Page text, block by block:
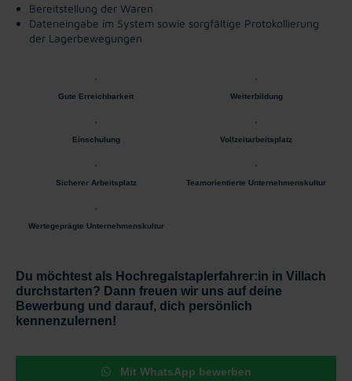
Bereitstellung der Waren
Dateneingabe im System sowie sorgfältige Protokollierung
der Lagerbewegungen
Gute Erreichbarkeit Weiterbildung
Einschulung Vollzeitarbeitsplatz
Sicherer Arbeitsplatz Teamorientierte Unternehmenskultur
Wertegeprägte Unternehmenskultur
Du möchtest als Hochregalstaplerfahrer:in in Villach
durchstarten? Dann freuen wir uns auf deine
Bewerbung und darauf, dich persönlich
kennenzulernen!
Mit WhatsApp bewerben